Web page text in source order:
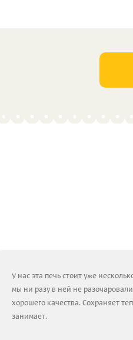
У нас эта печь стоит уже
мы ни разу в ней не
хорошего качества. Сохраняет
занимает.